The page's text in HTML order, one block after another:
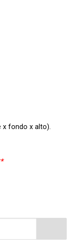
x fondo x alto).
cantidad